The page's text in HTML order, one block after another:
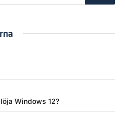
Windows 12?